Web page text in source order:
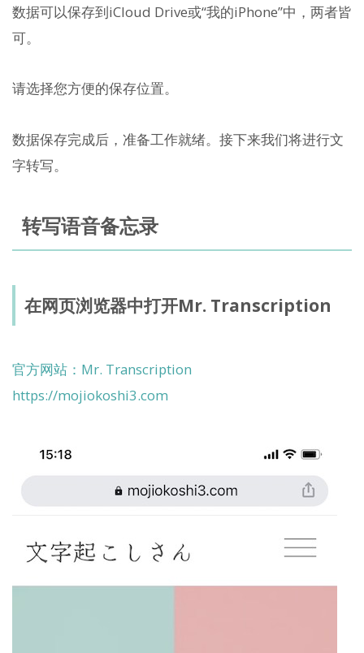
数据可以保存到iCloud Drive或“我的iPhone”中，两者皆
可。
请选择您方便的保存位置。
数据保存完成后，准备工作就绪。接下来我们将进行文
字转写。
转写语音备忘录
在网页浏览器中打开Mr. Transcription
官方网站：Mr. Transcription
https://mojiokoshi3.com